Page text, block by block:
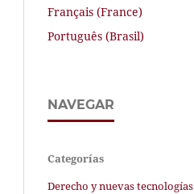
Français (France)
Português (Brasil)
NAVEGAR
Categorías
Derecho y nuevas tecnologías